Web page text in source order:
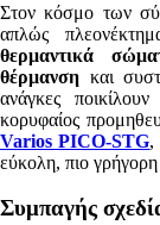
Στον κόσμο των
απλώς
θερμαντικά
θέρμανση και
ανάγκες
κορυφαίος
Varios PICO-STG,
εύκολη, πιο γρήγορη
Συμπαγής